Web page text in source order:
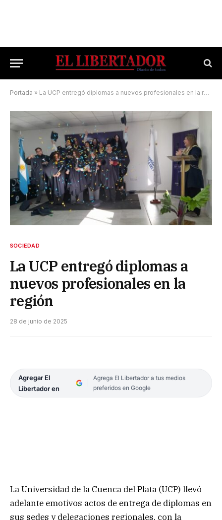
Portada » La UCP entregó diplomas a nuevos profesionales en la región
SOCIEDAD
La UCP entregó diplomas a
nuevos profesionales en la
región
28 de junio de 2025
Agregar El
Libertador en
Agrega El Libertador a tus medios
preferidos en Google
La Universidad de la Cuenca del Plata (UCP) llevó
adelante emotivos actos de entrega de diplomas en
sus sedes y delegaciones regionales, con la